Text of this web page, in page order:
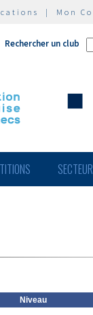
| Mon
Rechercher un club
Niveau